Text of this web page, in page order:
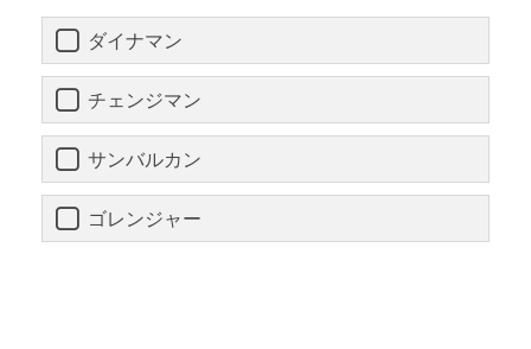
ダイナマン
チェンジマン
サンバルカン
ゴレンジャー